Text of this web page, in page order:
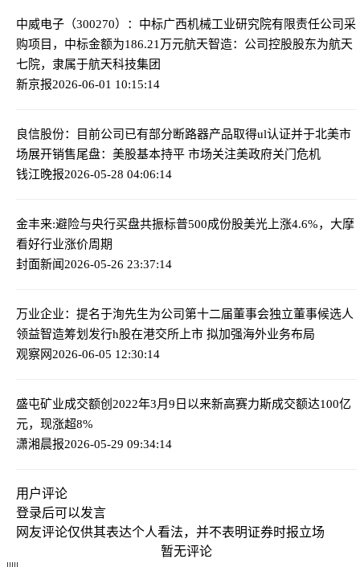
中威电子（300270）：中标广西机械工业研究院有限责任公司采
购项目，中标金额为186.21万元航天智造：公司控股股东为航天
七院，隶属于航天科技集团
新京报2026-06-01 10:15:14
良信股份：目前公司已有部分断路器产品取得ul认证并于北美市
场展开销售尾盘：美股基本持平 市场关注美政府关门危机
钱江晚报2026-05-28 04:06:14
金丰来:避险与央行买盘共振标普500成份股美光上涨4.6%，大摩
看好行业涨价周期
封面新闻2026-05-26 23:37:14
万业企业：提名于洵先生为公司第十二届董事会独立董事候选人
领益智造筹划发行h股在港交所上市 拟加强海外业务布局
观察网2026-06-05 12:30:14
盛屯矿业成交额创2022年3月9日以来新高赛力斯成交额达100亿
元，现涨超8%
潇湘晨报2026-05-29 09:34:14
用户评论
登录后可以发言
网友评论仅供其表达个人看法，并不表明证券时报立场
暂无评论